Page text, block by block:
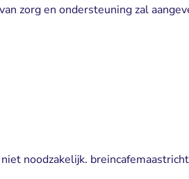
zorg en ondersteuning zal
noodzakelijk.